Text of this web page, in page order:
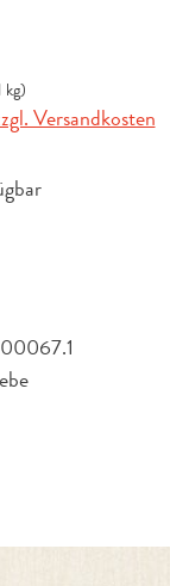
kg)
Versandkosten
nicht verfügbar.)